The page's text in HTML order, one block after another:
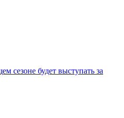
сезоне будет выступать за